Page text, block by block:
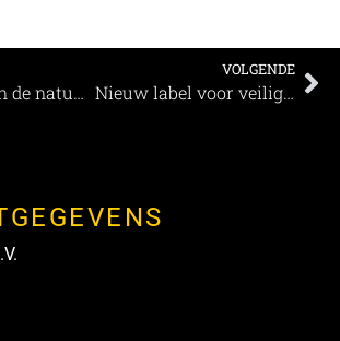
Alle ruimte in de natuur bij Nieuw Allardsoog
VOLGENDE
Nieuw label voor veiligheidsnormen en reinigingsprotocollen van Accor en Bureau Veritas